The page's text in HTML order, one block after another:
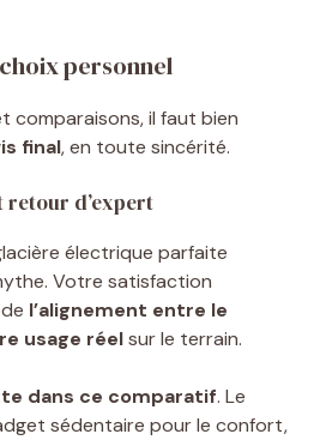
personnel
comparaisons, il faut bien
final, en toute sincérité.
retour d’expert
électrique parfaite
Votre satisfaction
l’alignement entre le
usage réelsur le terrain.
dans ce comparatif. Le
sédentaire pour le confort,